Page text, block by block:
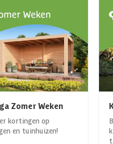
Zomer Weken
kortingen op
en tuinhuizen!